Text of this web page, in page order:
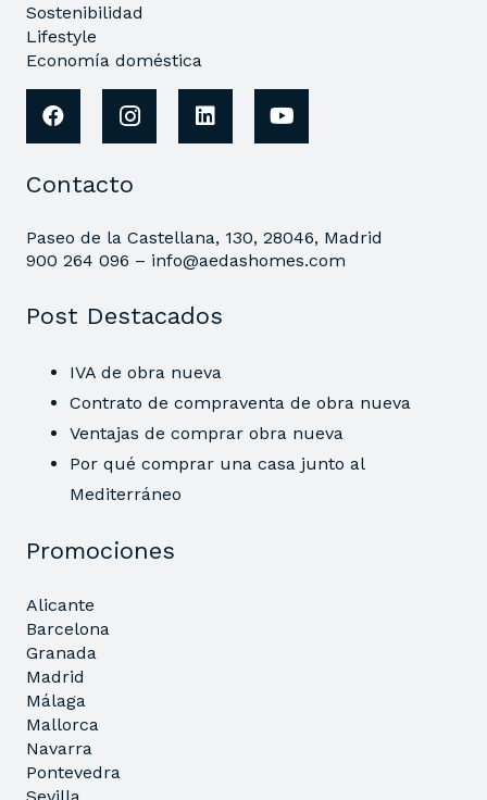
Sostenibilidad
Lifestyle
Economía doméstica
Contacto
Paseo de la Castellana, 130, 28046, Madrid
900 264 096 – info@aedashomes.com
Post Destacados
IVA de obra nueva
Contrato de compraventa de obra nueva
Ventajas de comprar obra nueva
Por qué comprar una casa junto al
Mediterráneo
Promociones
Alicante
Barcelona
Granada
Madrid
Málaga
Mallorca
Navarra
Pontevedra